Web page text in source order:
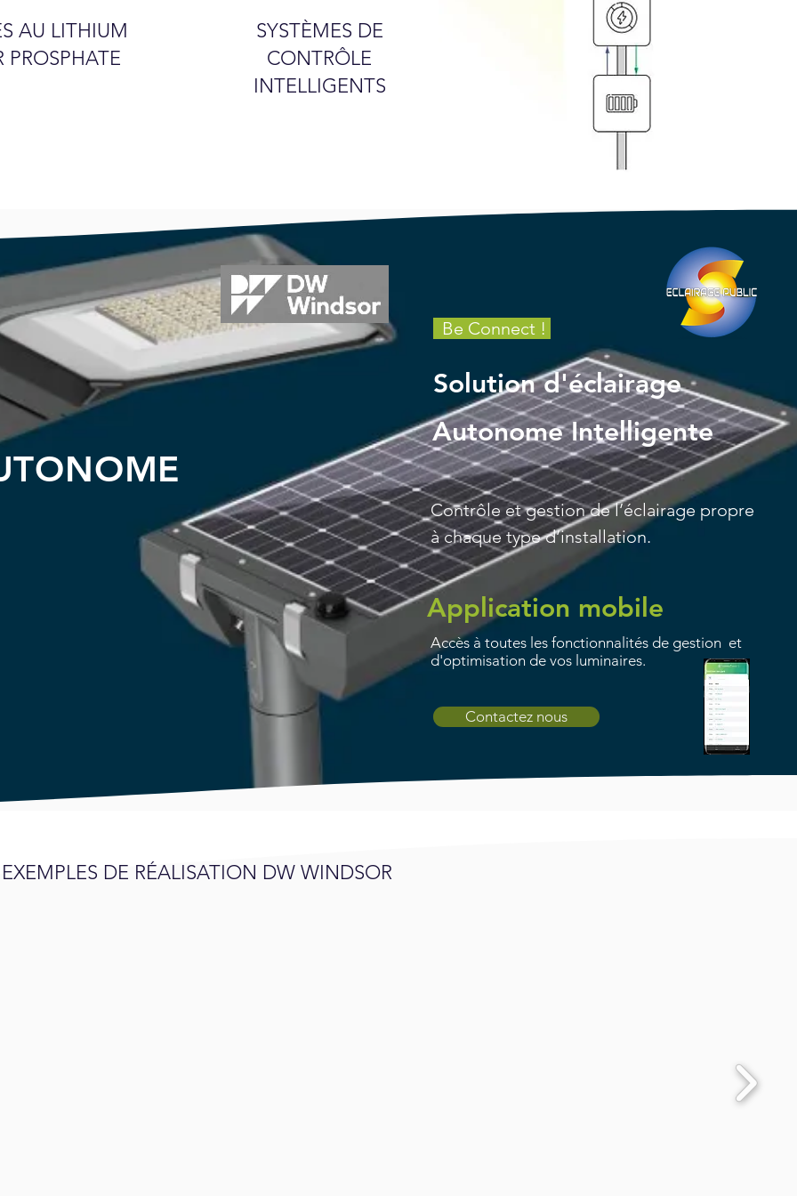
AU LITHIUM
PROSPHATE
SYSTÈMES DE
CONTRÔLE
INTELLIGENTS
Be Connect !
Solution d'éclairage
Autonome Intelligente
Contrôle et gestion de l’éclairage propre
à chaque type d’installation.
Application mobile
Accès à toutes les fonctionnalités de gestion et
d'optimisation de vos luminaires.
Contactez nous
EXEMPLES DE RÉALISATION DW WINDSOR